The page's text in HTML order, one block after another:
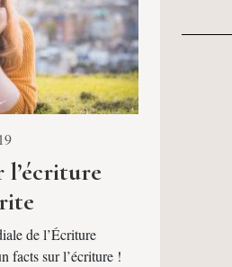
l’écriture
de l’Écriture
facts sur l’écriture !